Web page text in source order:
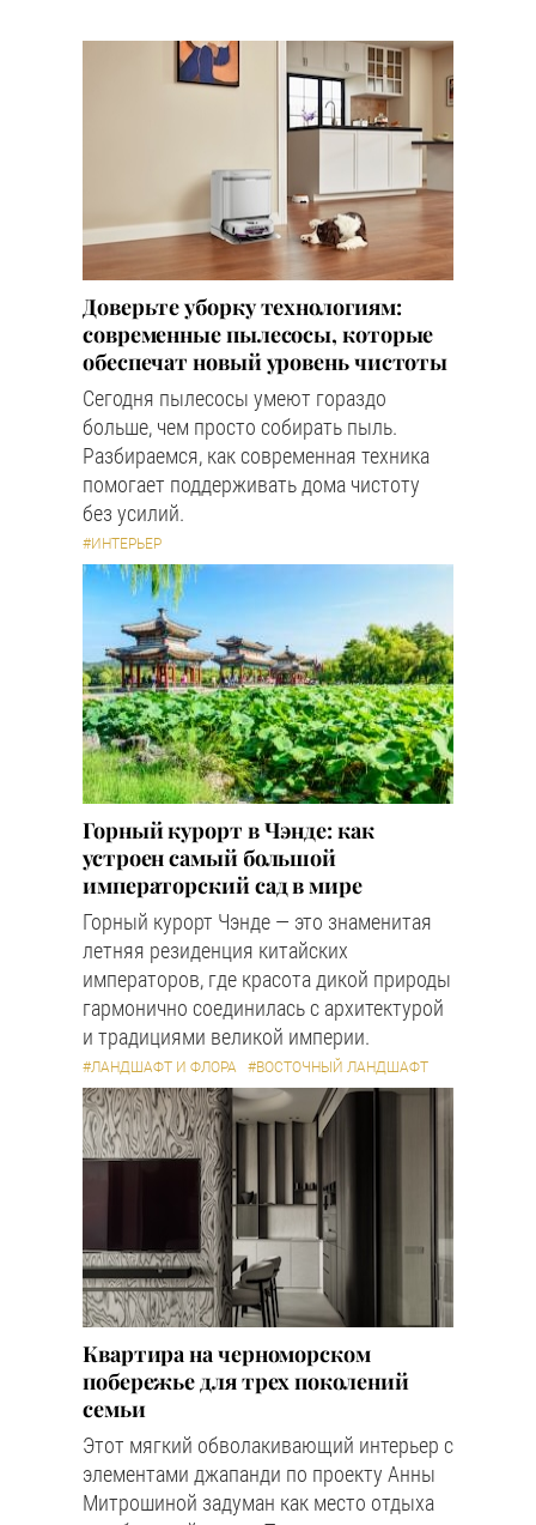
Доверьте уборку технологиям:
современные пылесосы, которые
обеспечат новый уровень чистоты
Сегодня пылесосы умеют гораздо
больше, чем просто собирать пыль.
Разбираемся, как современная техника
помогает поддерживать дома чистоту
без усилий.
#ИНТЕРЬЕР
Горный курорт в Чэнде: как
устроен самый большой
императорский сад в мире
Горный курорт Чэнде — это знаменитая
летняя резиденция китайских
императоров, где красота дикой природы
гармонично соединилась с архитектурой
и традициями великой империи.
#ЛАНДШАФТ И ФЛОРА #ВОСТОЧНЫЙ ЛАНДШАФТ
Квартира на черноморском
побережье для трех поколений
семьи
Этот мягкий обволакивающий интерьер с
элементами джапанди по проекту Анны
Митрошиной задуман как место отдыха